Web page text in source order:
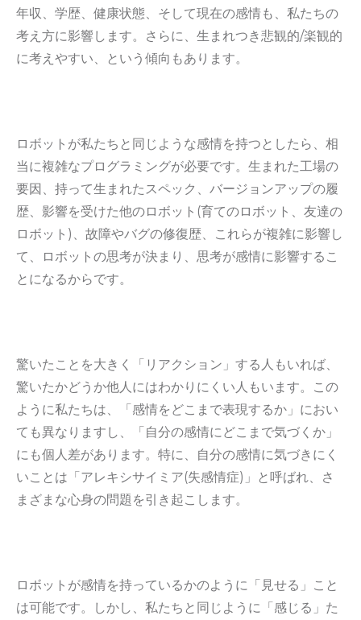
年収、学歴、健康状態、そして現在の感情も、私たちの
考え方に影響します。さらに、生まれつき悲観的/楽観的
に考えやすい、という傾向もあります。
ロボットが私たちと同じような感情を持つとしたら、相
当に複雑なプログラミングが必要です。生まれた工場の
要因、持って生まれたスペック、バージョンアップの履
歴、影響を受けた他のロボット(育てのロボット、友達の
ロボット)、故障やバグの修復歴、これらが複雑に影響し
て、ロボットの思考が決まり、思考が感情に影響するこ
とになるからです。
驚いたことを大きく「リアクション」する人もいれば、
驚いたかどうか他人にはわかりにくい人もいます。この
ように私たちは、「感情をどこまで表現するか」におい
ても異なりますし、「自分の感情にどこまで気づくか」
にも個人差があります。特に、自分の感情に気づきにく
いことは「アレキシサイミア(失感情症)」と呼ばれ、さ
まざまな心身の問題を引き起こします。
ロボットが感情を持っているかのように「見せる」こと
は可能です。しかし、私たちと同じように「感じる」た